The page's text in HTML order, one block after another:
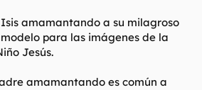
amamantando a su milagroso
para las imágenes de la
Jesús.
amamantando es común a